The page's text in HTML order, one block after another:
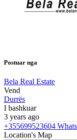
Postuar nga
Bela Real Estate
Vend
Durrës
I bashkuar
3 years ago
+355699523604
Location's Map